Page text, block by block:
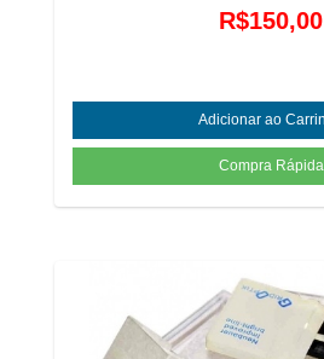
R$150,00